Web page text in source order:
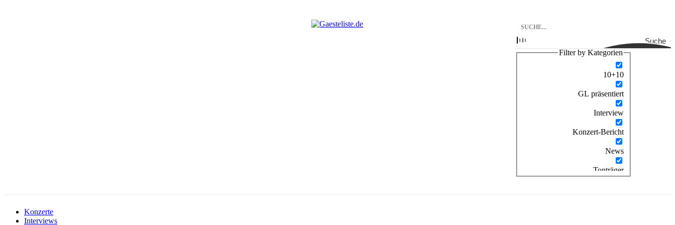
Suche
Filter by Kategorien
10+10
GL präsentiert
Interview
Konzert-Bericht
News
Tonträger
Konzerte
Interviews